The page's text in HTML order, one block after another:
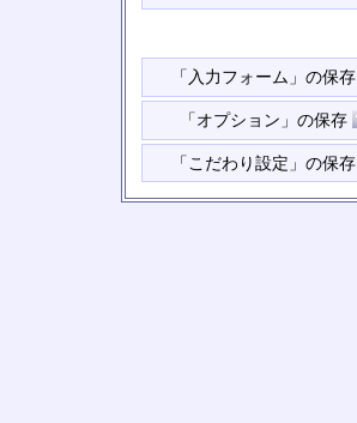
「入力フォーム」の保存
「オプション」の保存
「こだわり設定」の保存